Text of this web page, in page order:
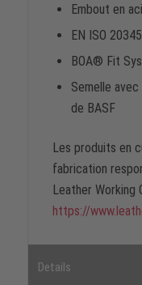
Embout en
EN ISO
BOA® Fit
Semelle
de BASF
Les produits en
fabrication
Leather Working
https://
Details